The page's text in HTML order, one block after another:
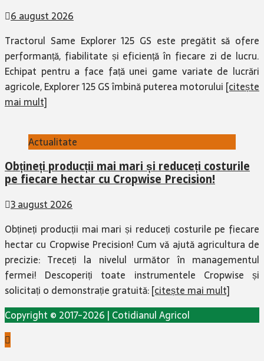
6 august 2026
Tractorul Same Explorer 125 GS este pregătit să ofere
performanță, fiabilitate și eficiență în fiecare zi de lucru.
Echipat pentru a face față unei game variate de lucrări
agricole, Explorer 125 GS îmbină puterea motorului [citește
mai mult]
Actualitate
Obțineți producții mai mari și reduceți costurile
pe fiecare hectar cu Cropwise Precision!
3 august 2026
Obțineți producții mai mari și reduceți costurile pe fiecare
hectar cu Cropwise Precision! Cum vă ajută agricultura de
precizie: Treceți la nivelul următor în managementul
fermei! Descoperiți toate instrumentele Cropwise și
solicitați o demonstrație gratuită:[citește mai mult]
Copyright © 2017-2026 | Cotidianul Agricol